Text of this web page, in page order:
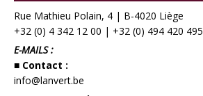
Rue Mathieu Polain, 4 | B-4020 Liège
+32 (0) 4 342 12 00 | +32 (0) 494 420 495
E-MAILS :
■ Contact :
info@lanvert.be